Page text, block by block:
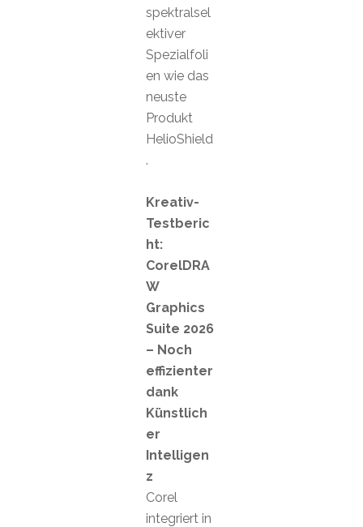
spektralsel
ektiver
Spezialfoli
en wie das
neuste
Produkt
HelioShield
.
Kreativ-
Testberic
ht:
CorelDRA
W
Graphics
Suite 2026
– Noch
effizienter
dank
Künstlich
er
Intelligen
z
Corel
integriert in